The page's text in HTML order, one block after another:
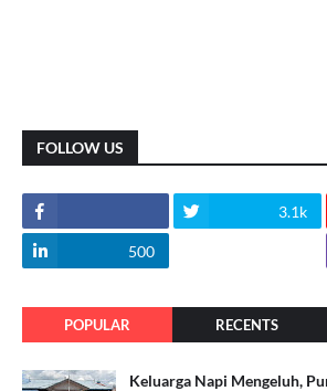
FOLLOW US
3.1k
500
POPULAR RECENTS
Keluarga Napi Mengeluh,